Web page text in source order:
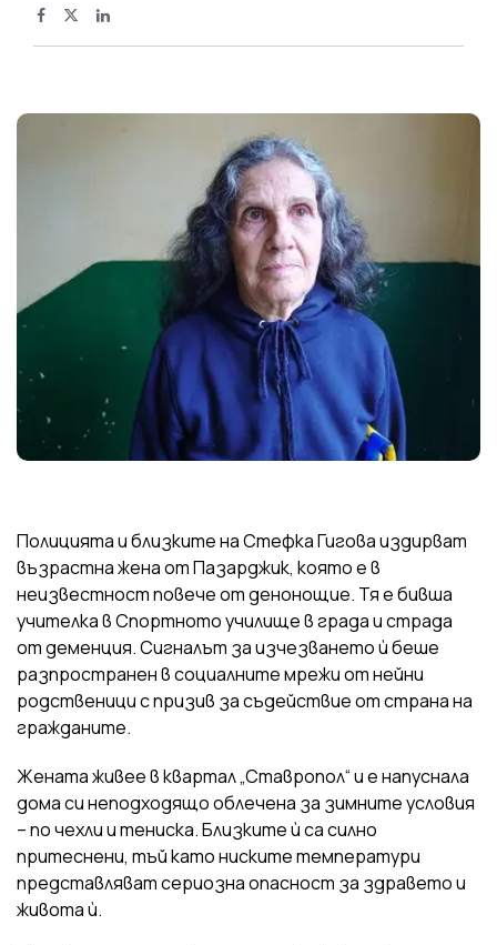
Полицията и близките на Стефка Гигова издирват
възрастна жена от Пазарджик, която е в
неизвестност повече от денонощие. Тя е бивша
учителка в Спортното училище в града и страда
от деменция. Сигналът за изчезването ѝ беше
разпространен в социалните мрежи от нейни
родственици с призив за съдействие от страна на
гражданите.
Жената живее в квартал „Ставропол“ и е напуснала
дома си неподходящо облечена за зимните условия
– по чехли и тениска. Близките ѝ са силно
притеснени, тъй като ниските температури
представляват сериозна опасност за здравето и
живота ѝ.